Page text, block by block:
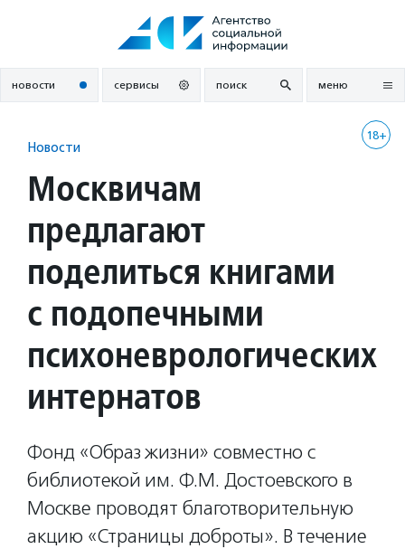
новости сервисы поиск меню
18+
Новости
Москвичам
предлагают
поделиться книгами
с подопечными
психоневрологических
интернатов
Фонд «Образ жизни» совместно с
библиотекой им. Ф.М. Достоевского в
Москве проводят благотворительную
акцию «Страницы доброты». В течение